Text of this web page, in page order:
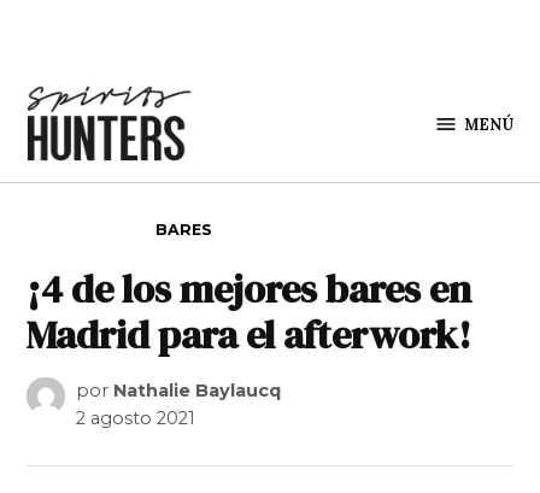
MENÚ
BARES
¡4 de los mejores bares en
Madrid para el afterwork!
por Nathalie Baylaucq
2 agosto 2021